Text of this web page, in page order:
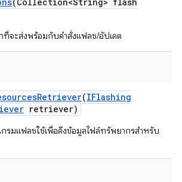
ที่จะส่งพร้อมกับคำสั่งแฟลช/อัปเดต
Retriever(IFlashing
retriever)
รมแฟลชใช้เพื่อดึงข้อมูลไฟล์ทรัพยากรสำหรับ